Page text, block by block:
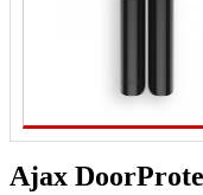
Ajax